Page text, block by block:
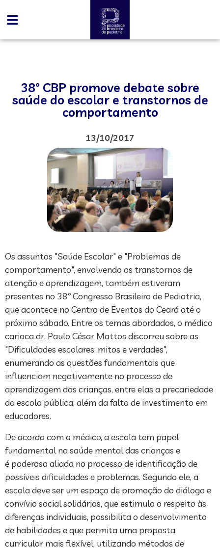
38º CBP promove debate sobre
saúde do escolar e transtornos de
comportamento
13/10/2017
Os assuntos "Saúde Escolar" e "Problemas de
comportamento", envolvendo os transtornos de
atenção e aprendizagem, também estiveram
presentes no 38º Congresso Brasileiro de Pediatria,
que acontece no Centro de Eventos do Ceará até o
próximo sábado. Entre os temas abordados, o médico
carioca dr. Paulo César Mattos discorreu sobre as
"Dificuldades escolares: mitos e verdades",
enumerando as questões fundamentais que
influenciam negativamente no processo de
aprendizagem das crianças, entre elas a precariedade
da escola pública, além da falta de investimento em
educadores.
De acordo com o médico, a escola tem papel
fundamental na saúde mental das crianças e
é poderosa aliada no processo de identificação de
possíveis dificuldades e problemas. Segundo ele, a
escola deve ser um espaço de promoção do diálogo e
convívio social solidários, que estimula o respeito às
diferenças individuais, possibilita o desenvolvimento
de habilidades e que permita uma proposta
curricular mais flexível, utilizando métodos de